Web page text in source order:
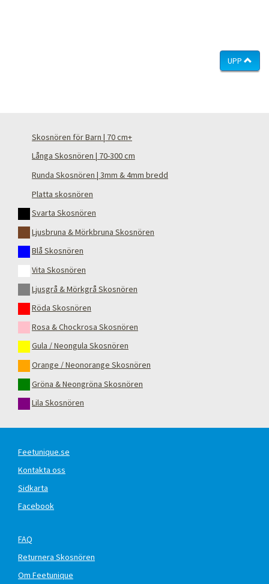
UPP
Skosnören för Barn | 70 cm+
Långa Skosnören | 70-300 cm
Runda Skosnören | 3mm & 4mm bredd
Platta skosnören
Svarta Skosnören
Ljusbruna & Mörkbruna Skosnören
Blå Skosnören
Vita Skosnören
Ljusgrå & Mörkgrå Skosnören
Röda Skosnören
Rosa & Chockrosa Skosnören
Gula / Neongula Skosnören
Orange / Neonorange Skosnören
Gröna & Neongröna Skosnören
Lila Skosnören
Feetunique.se
Kontakta oss
Sidkarta
Facebook
FAQ
Returnera Skosnören
Om Feetunique